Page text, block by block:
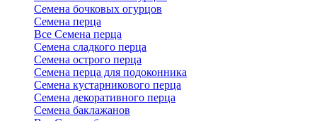
Семена бочковых огурцов
Семена перца
Все Семена перца
Семена сладкого перца
Семена острого перца
Семена перца для подоконника
Семена кустарникового перца
Семена декоративного перца
Семена баклажанов